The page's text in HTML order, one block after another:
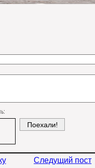
Следущий пост